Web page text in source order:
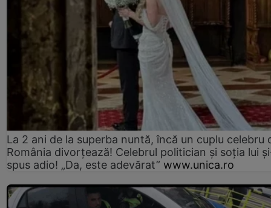
La 2 ani de la superba nuntă, încă un cuplu celebru
România divorțează! Celebrul politician și soția lui
spus adio! „Da, este adevărat” www.unica.ro